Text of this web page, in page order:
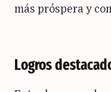
más próspera y
Logros